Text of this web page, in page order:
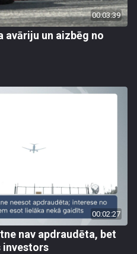
00:03:39
un aizbēg no
00:02:27
nav apdraudēta, bet
investors